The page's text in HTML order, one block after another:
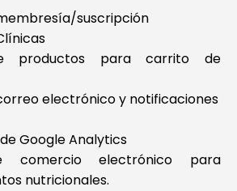
suscripción
productos para carrito de
electrónico y notificaciones
Google Analytics
comercio electrónico para
nutricionales.